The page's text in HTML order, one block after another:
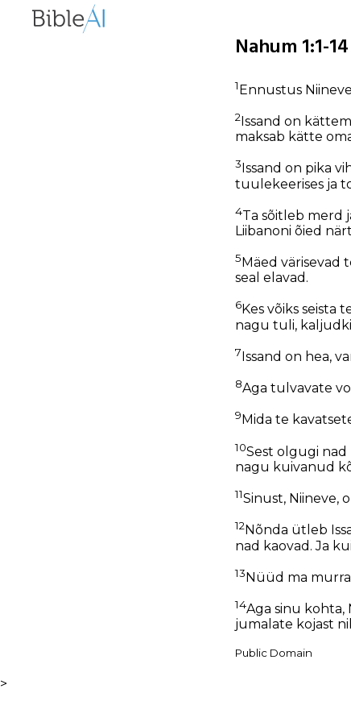
Nahum 1:1-
1Ennustus
2 Issand on
maksab kätte
3 Issand on pika
tuulekeerises ja
4Ta sõitleb merd
Liibanoni õied
5 Mäed värisevad
seal elavad.
6Kes võiks seista
nagu tuli,
7Issand on hea,
8Aga tulvavate
9 Mida te
10Sest olgugi
nagu kuivanud
11Sinust, Niineve,
12Nõnda ütleb
nad kaovad. Ja
13Nüüd ma
14Aga sinu kohta,
jumalate kojast
Public Domain
>